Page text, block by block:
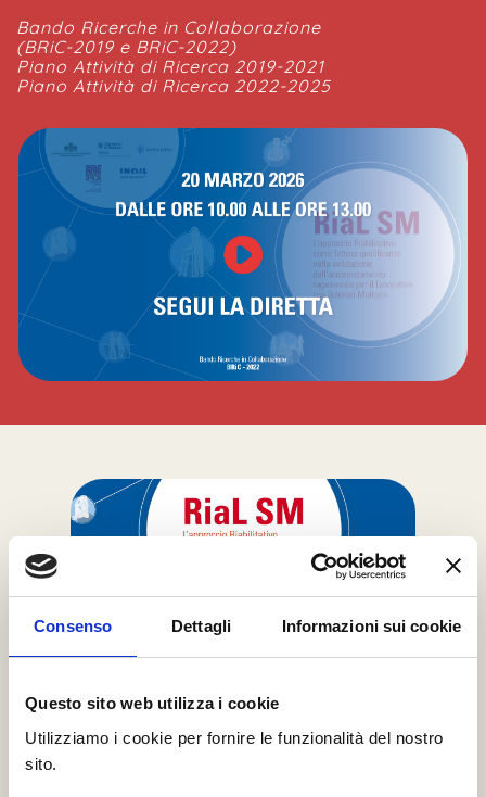
Consenso Dettagli Informazioni sui cookie
Questo sito web utilizza i cookie
Utilizziamo i cookie per fornire le funzionalità del nostro
sito.
Bando Ricerche in Collaborazione
(BRiC-2019 e BRiC-2022)
Piano Attività di Ricerca 2019-2021
Piano Attività di Ricerca 2022-2025